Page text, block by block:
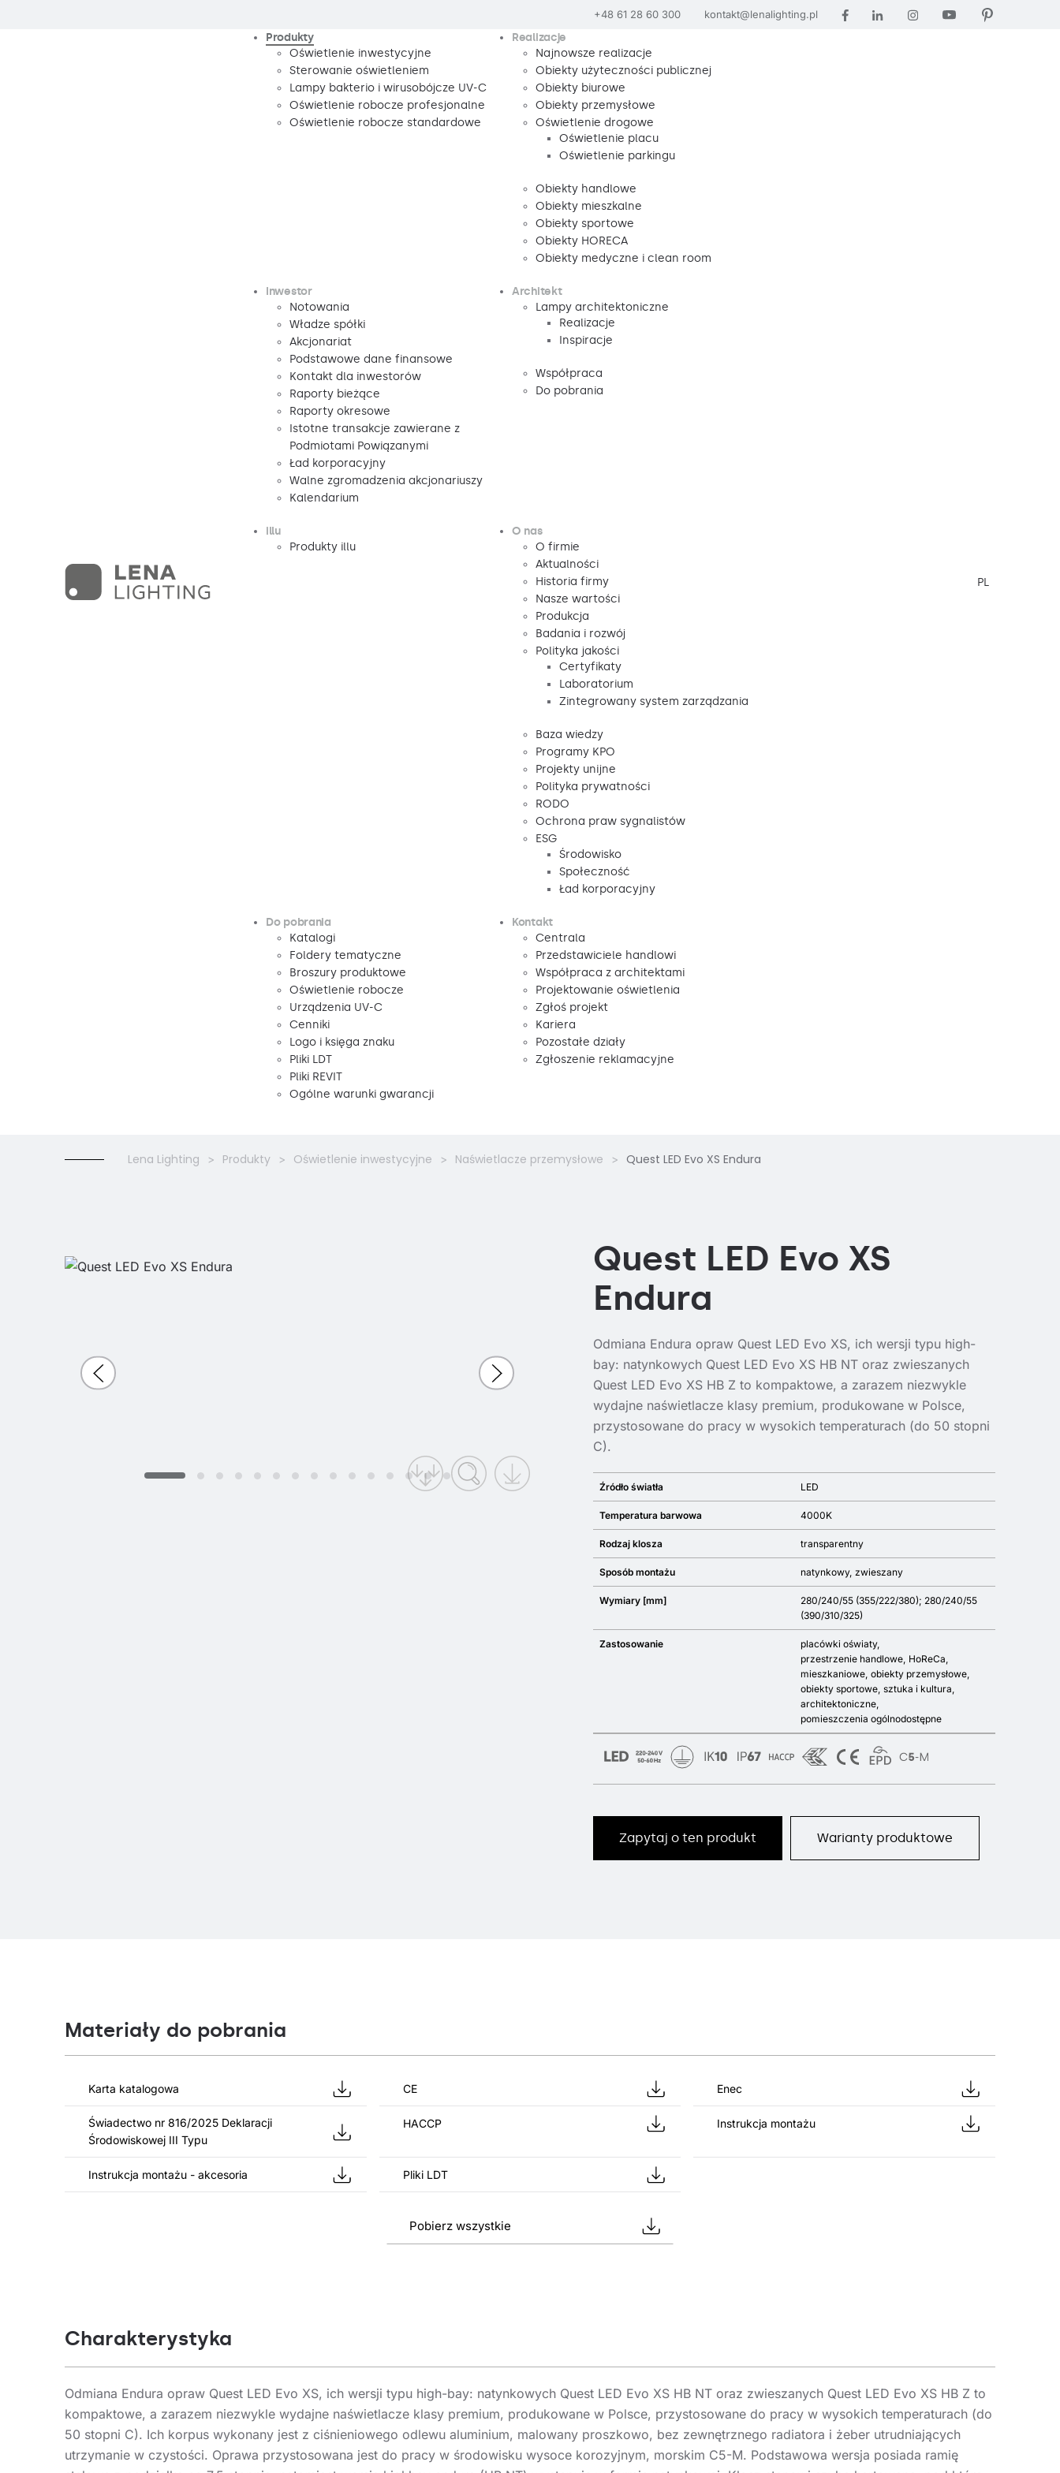
+48 61 28 60 300 kontakt@lenalighting.pl
Produkty
Oświetlenie inwestycyjne
Sterowanie oświetleniem
Lampy bakterio i wirusobójcze UV-C
Oświetlenie robocze profesjonalne
Oświetlenie robocze standardowe
Realizacje
Najnowsze realizacje
Obiekty użyteczności publicznej
Obiekty biurowe
Obiekty przemysłowe
Oświetlenie drogowe
Oświetlenie placu
Oświetlenie parkingu
Obiekty handlowe
Obiekty mieszkalne
Obiekty sportowe
Obiekty HORECA
Obiekty medyczne i clean room
Inwestor
Notowania
Władze spółki
Akcjonariat
Podstawowe dane finansowe
Kontakt dla inwestorów
Raporty bieżące
Raporty okresowe
Istotne transakcje zawierane z
Podmiotami Powiązanymi
Ład korporacyjny
Walne zgromadzenia akcjonariuszy
Kalendarium
Architekt
Lampy architektoniczne
Realizacje
Inspiracje
Współpraca
Do pobrania
illu
Produkty illu
O nas
O firmie
Aktualności
Historia firmy
Nasze wartości
Produkcja
Badania i rozwój
Polityka jakości
Certyfikaty
Laboratorium
Zintegrowany system zarządzania
Baza wiedzy
Programy KPO
Projekty unijne
Polityka prywatności
RODO
Ochrona praw sygnalistów
ESG
Środowisko
Społeczność
Ład korporacyjny
Do pobrania
Katalogi
Foldery tematyczne
Broszury produktowe
Oświetlenie robocze
Urządzenia UV-C
Cenniki
Logo i księga znaku
Pliki LDT
Pliki REVIT
Ogólne warunki gwarancji
Kontakt
Centrala
Przedstawiciele handlowi
Współpraca z architektami
Projektowanie oświetlenia
Zgłoś projekt
Kariera
Pozostałe działy
Zgłoszenie reklamacyjne
PL
Lena Lighting Produkty Oświetlenie inwestycyjne Naświetlacze przemysłowe Quest LED Evo XS Endura
Quest LED Evo XS
Endura
Odmiana Endura opraw Quest LED Evo XS, ich wersji typu high-
bay: natynkowych Quest LED Evo XS HB NT oraz zwieszanych
Quest LED Evo XS HB Z to kompaktowe, a zarazem niezwykle
wydajne naświetlacze klasy premium, produkowane w Polsce,
przystosowane do pracy w wysokich temperaturach (do 50 stopni
C).
Źródło światła LED
Temperatura barwowa 4000K
Rodzaj klosza transparentny
Sposób montażu natynkowy zwieszany
Wymiary [mm]
280/240/55 (355/222/380); 280/240/55
(390/310/325)
Zastosowanie
placówki oświaty
przestrzenie handlowe HoReCa
mieszkaniowe obiekty przemysłowe
obiekty sportowe sztuka i kultura
architektoniczne
pomieszczenia ogólnodostępne
Zapytaj o ten produkt Warianty produktowe
Materiały do pobrania
Karta katalogowa CE Enec
Świadectwo nr 816/2025 Deklaracji
Środowiskowej III Typu
HACCP Instrukcja montażu
Instrukcja montażu - akcesoria Pliki LDT
Pobierz wszystkie
Charakterystyka
Odmiana Endura opraw Quest LED Evo XS, ich wersji typu high-bay: natynkowych Quest LED Evo XS HB NT oraz zwieszanych Quest LED Evo XS HB Z to
kompaktowe, a zarazem niezwykle wydajne naświetlacze klasy premium, produkowane w Polsce, przystosowane do pracy w wysokich temperaturach (do
50 stopni C). Ich korpus wykonany jest z ciśnieniowego odlewu aluminium, malowany proszkowo, bez zewnętrznego radiatora i żeber utrudniających
utrzymanie w czystości. Oprawa przystosowana jest do pracy w środowisku wysoce korozyjnym, morskim C5-M. Podstawowa wersja posiada ramię